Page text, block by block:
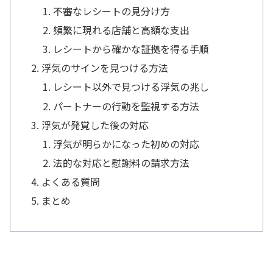
不審なレシートの見分け方
頻繁に現れる店舗と高額な支出
レシートから確かな証拠を得る手順
浮気のサインを見つける方法
レシート以外で見つける浮気の兆し
パートナーの行動を監視する方法
浮気が発覚した後の対応
浮気が明らかになった初めの対応
法的な対応と慰謝料の請求方法
よくある質問
まとめ